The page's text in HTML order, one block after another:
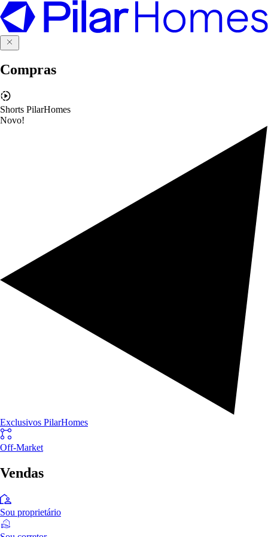
Compras
Shorts PilarHomes
Novo!
Exclusivos PilarHomes
Off-Market
Vendas
Sou proprietário